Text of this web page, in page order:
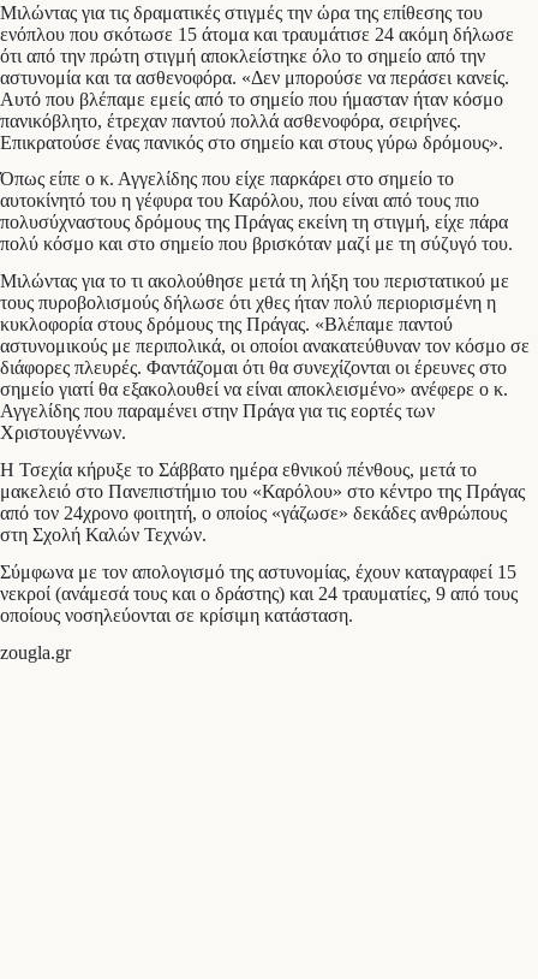
Μιλώντας για τις δραματικές στιγμές την ώρα της επίθεσης του
ενόπλου που σκότωσε 15 άτομα και τραυμάτισε 24 ακόμη δήλωσε
ότι από την πρώτη στιγμή αποκλείστηκε όλο το σημείο από την
αστυνομία και τα ασθενοφόρα. «Δεν μπορούσε να περάσει κανείς.
Αυτό που βλέπαμε εμείς από το σημείο που ήμασταν ήταν κόσμο
πανικόβλητο, έτρεχαν παντού πολλά ασθενοφόρα, σειρήνες.
Επικρατούσε ένας πανικός στο σημείο και στους γύρω δρόμους».
Όπως είπε ο κ. Αγγελίδης που είχε παρκάρει στο σημείο το
αυτοκίνητό του η γέφυρα του Καρόλου, που είναι από τους πιο
πολυσύχναστους δρόμους της Πράγας εκείνη τη στιγμή, είχε πάρα
πολύ κόσμο και στο σημείο που βρισκόταν μαζί με τη σύζυγό του.
Μιλώντας για το τι ακολούθησε μετά τη λήξη του περιστατικού με
τους πυροβολισμούς δήλωσε ότι χθες ήταν πολύ περιορισμένη η
κυκλοφορία στους δρόμους της Πράγας. «Βλέπαμε παντού
αστυνομικούς με περιπολικά, οι οποίοι ανακατεύθυναν τον κόσμο σε
διάφορες πλευρές. Φαντάζομαι ότι θα συνεχίζονται οι έρευνες στο
σημείο γιατί θα εξακολουθεί να είναι αποκλεισμένο» ανέφερε ο κ.
Αγγελίδης που παραμένει στην Πράγα για τις εορτές των
Χριστουγέννων.
Η Τσεχία κήρυξε το Σάββατο ημέρα εθνικού πένθους, μετά το
μακελειό στο Πανεπιστήμιο του «Καρόλου» στο κέντρο της Πράγας
από τον 24χρονο φοιτητή, ο οποίος «γάζωσε» δεκάδες ανθρώπους
στη Σχολή Καλών Τεχνών.
Σύμφωνα με τον απολογισμό της αστυνομίας, έχουν καταγραφεί 15
νεκροί (ανάμεσά τους και ο δράστης) και 24 τραυματίες, 9 από τους
οποίους νοσηλεύονται σε κρίσιμη κατάσταση.
zougla.gr